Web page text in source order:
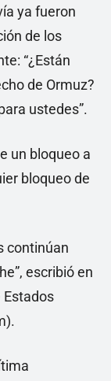
ya fueron
de los
“¿Están
de Ormuz?
ustedes”.
un bloqueo a
bloqueo de
continúan
escribió en
Estados